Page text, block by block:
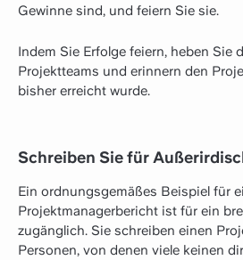
Gewinne sind, und feiern Sie sie.
Indem Sie Erfolge feiern, heben Sie
Projektteams und erinnern den
bisher erreicht wurde.
Schreiben Sie für
Ein ordnungsgemäßes Beispiel für
Projektmanagerbericht ist für ein
zugänglich. Sie schreiben einen
Personen, von denen viele keinen